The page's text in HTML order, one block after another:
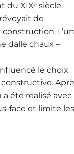
du XIXe siècle.
de
L’un
dalle chaux –
le choix
a été réalisé avec
face et limite les